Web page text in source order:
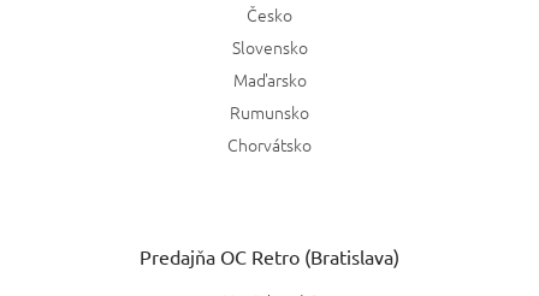
Česko
Slovensko
Maďarsko
Rumunsko
Chorvátsko
Predajňa OC Retro (Bratislava)